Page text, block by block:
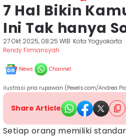
7 Hal Bikin
Ini Tak hanya
27 Okt 2025, 08:25 WIB Kota Yogyakarta
Rendy Firmansyah
News Channel
ilustrasi pria rupawan (Pexels.com/Andrea
Share Article
Setiap orang memiliki